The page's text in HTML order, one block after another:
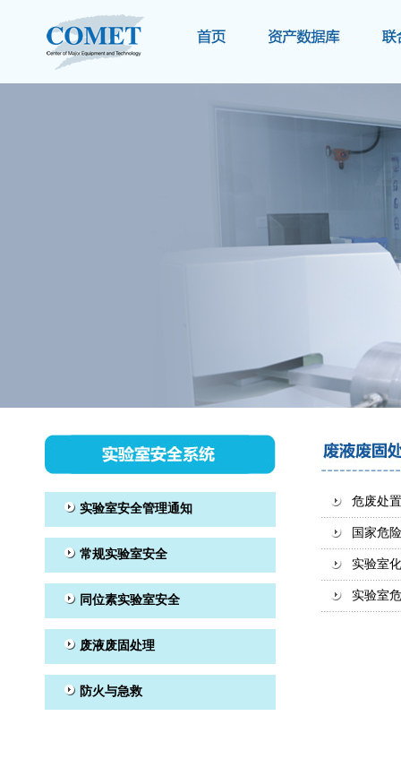
危废处
国家危
实验室
实验室